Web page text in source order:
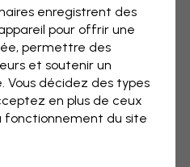
1 pages
enregistrent des
pour offrir une
permettre des
et soutenir un
Vous décidez des types
en plus de ceux
fonctionnement du site